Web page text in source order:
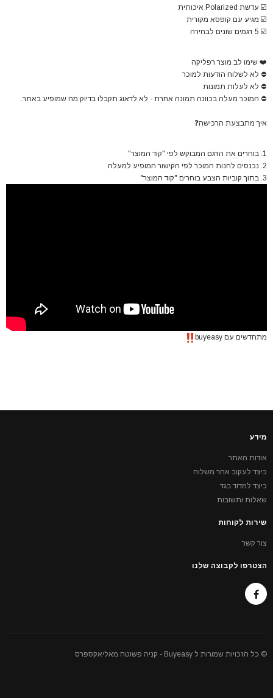
☑️ עדשת Polarized איכותית
☑️ מגיע עם קופסא מקורית
☑️
❤️ שימו לב מוצר רפליקה
⛔ לא לשלוח הודעות למוכר
⛔ לא לעלות תמונות
⛔ המוכר מעלה בכוונה תמונה אחרת - לא לדאוג תקבלו בדיוק מה שמופיע באתר.
איך מתבצעת הרכישה❓
1. בוחרים את הדגם המבוקש לפי "קוד המוצר"
2. נכנסים לחנות המוכר לפי הקישור המופיע למעלה
3. בתוך קוביות הצבע בוחרים "קוד המוצר"
מתחדשים עם buyeasy
מידע
אודות האתר
כיצד לעקוב אחר משלוח
כיצד למדוד בגד
שאלות ותשובות
שירות לקוחות
צור קשר
הצטרפו לקבוצה שלנו
© כל הזכויות שמורות ל Buyeasy - קניה פשוטה מאליאקספרס